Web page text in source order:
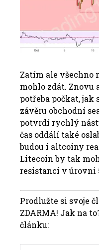
Zatím ale všechno
mohlo zdát. Znovu
potřeba počkat, jak
závěru obchodní
potvrdí rychlý
čas oddálí také
budou i altcoiny
Litecoin by tak
resistanci v úrovni
Prodlužte si svoje
ZDARMA! Jak na
článku: